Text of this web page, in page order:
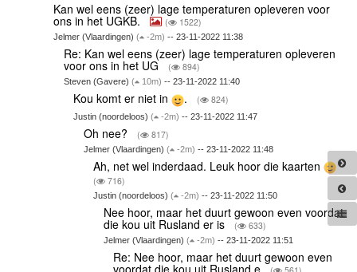
Kan wel eens (zeer) lage temperaturen opleveren voor
ons in het UGKB. ( 1522)
Jelmer (Vlaardingen)( -2m) -- 23-11-2022 11:38
Re: Kan wel eens (zeer) lage temperaturen opleveren
voor ons in het UG ( 894)
Steven (Gavere) ( 10m) -- 23-11-2022 11:40
Kou komt er niet in . ( 824)
Justin (noordeloos)( -2m) -- 23-11-2022 11:47
Oh nee? ( 817)
Jelmer (Vlaardingen) ( -2m) -- 23-11-2022 11:48
Ah, net wel inderdaad. Leuk hoor die kaarten
( 716)
Justin (noordeloos)( -2m) -- 23-11-2022 11:50
Nee hoor, maar het duurt gewoon even voordat
die kou uit Rusland er is ( 633)
Jelmer (Vlaardingen) ( -2m) -- 23-11-2022 11:51
Re: Nee hoor, maar het duurt gewoon even
voordat die kou uit Rusland e